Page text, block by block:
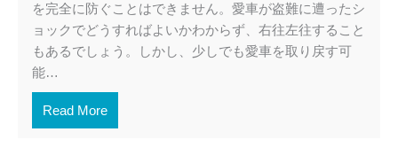
を完全に防ぐことはできません。愛車が盗難に遭ったシ
ョックでどうすればよいかわからず、右往左往すること
もあるでしょう。しかし、少しでも愛車を取り戻す可
能…
Read More